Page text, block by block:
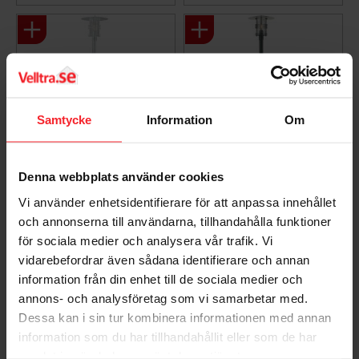
Samtycke Information Om
Denna webbplats använder cookies
Vi använder enhetsidentifierare för att anpassa innehållet
och annonserna till användarna, tillhandahålla funktioner
för sociala medier och analysera vår trafik. Vi
vidarebefordrar även sådana identifierare och annan
information från din enhet till de sociala medier och
annons- och analysföretag som vi samarbetar med.
Dessa kan i sin tur kombinera informationen med annan
information som du har tillhandahållit eller som de har
STOLPE STOCKHOLM
100W GLV
7042892810032
2.705
Gem som favorit
100W SVA
7042892810063
2.870